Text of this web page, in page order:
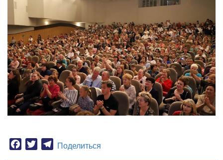
Facebook
TwitterTelegram
Поделиться